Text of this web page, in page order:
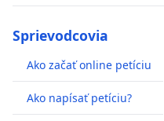
Sprievodcovia
Ako začať online petíciu
Ako napísať petíciu?